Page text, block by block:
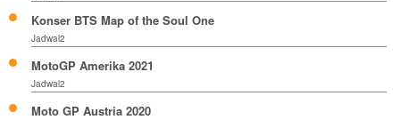
Konser BTS Map of the Soul One
Jadwal2
MotoGP Amerika 2021
Jadwal2
Moto GP Austria 2020